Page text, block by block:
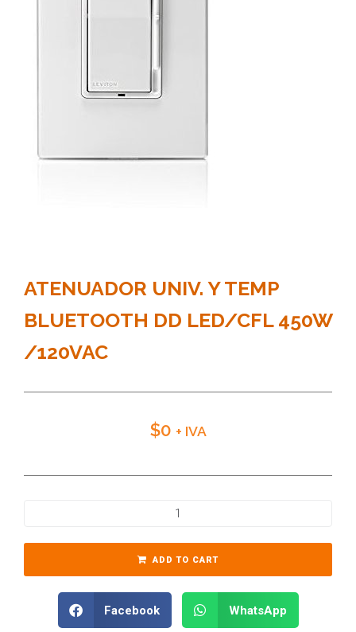
ATENUADOR UNIV. Y TEMP
BLUETOOTH DD LED/CFL 450W
/120VAC
$0 + IVA
ADD TO CART
Facebook WhatsApp